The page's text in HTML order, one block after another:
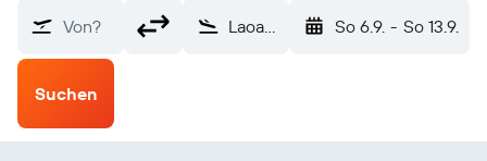
Von? Laoag (LAO) So 6.9. - So 13.9.
Suchen